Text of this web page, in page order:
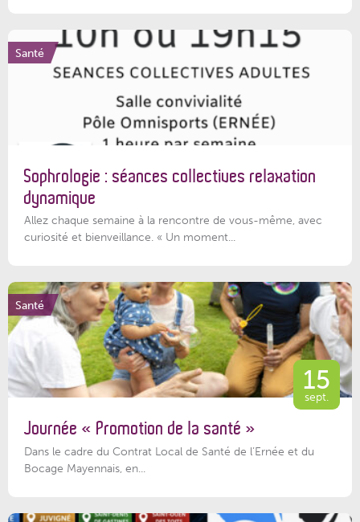
Santé
Sophrologie : séances collectives relaxation
dynamique
Allez chaque semaine à la rencontre de vous-même, avec
curiosité et bienveillance. « Un moment...
Santé
15
sept.
Journée « Promotion de la santé »
Dans le cadre du Contrat Local de Santé de l’Ernée et du
Bocage Mayennais, en...